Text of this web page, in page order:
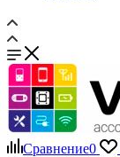
Сравнение0